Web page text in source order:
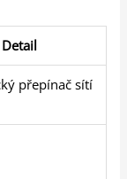
přepínač sítí